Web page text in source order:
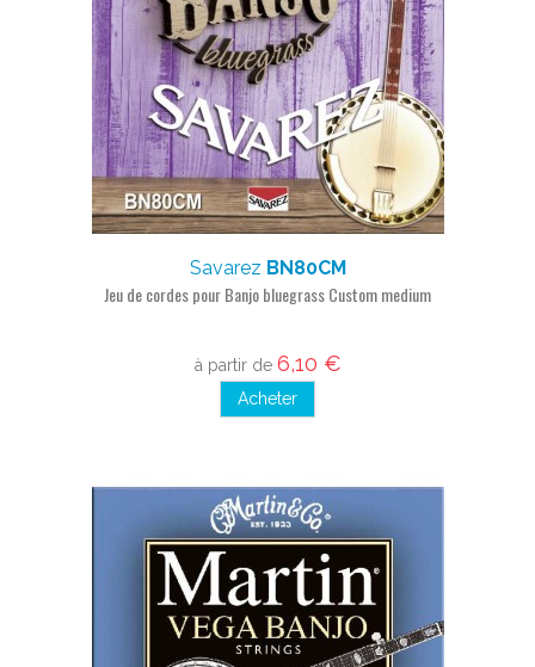
Savarez BN80CM
Jeu de cordes pour Banjo bluegrass Custom medium
à partir de 6,10 €
Acheter